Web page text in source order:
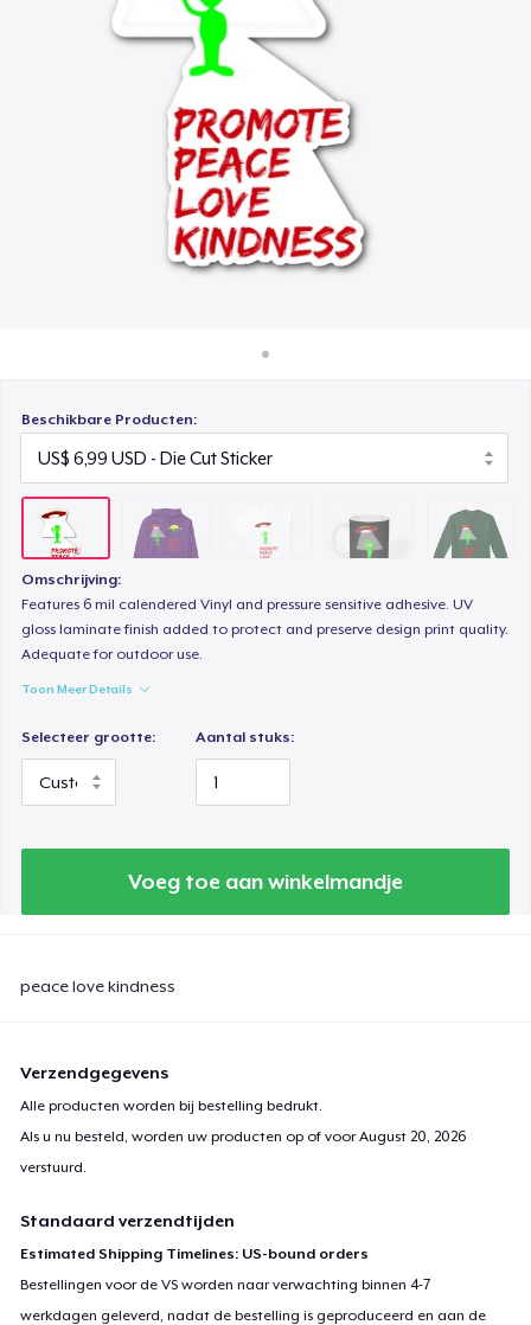
Verkoop overal
Verkoop alles
Beschikbare Producten:
Omschrijving:
Features 6 mil calendered Vinyl and pressure sensitive adhesive. UV
gloss laminate finish added to protect and preserve design print quality.
Adequate for outdoor use.
Toon Meer Details
Selecteer grootte: Aantal stuks:
Voeg toe aan winkelmandje
peace love kindness
Verzendgegevens
Alle producten worden bij bestelling bedrukt.
Als u nu besteld, worden uw producten op of voorAugust 20, 2026
verstuurd.
Standaard verzendtijden
Estimated Shipping Timelines: US-bound orders
Bestellingen voor de VS worden naar verwachting binnen 4-7
werkdagen geleverd, nadat de bestelling is geproduceerd en aan de
Classic Crew Neck T-Shirt
US$ 24,99
US$ 14,99
Classic Long Sleeve Tee
US$ 29,99